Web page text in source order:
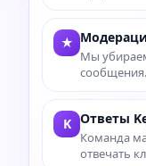
★
Мы
сообщения.
K Ответы
Команда
отвечать